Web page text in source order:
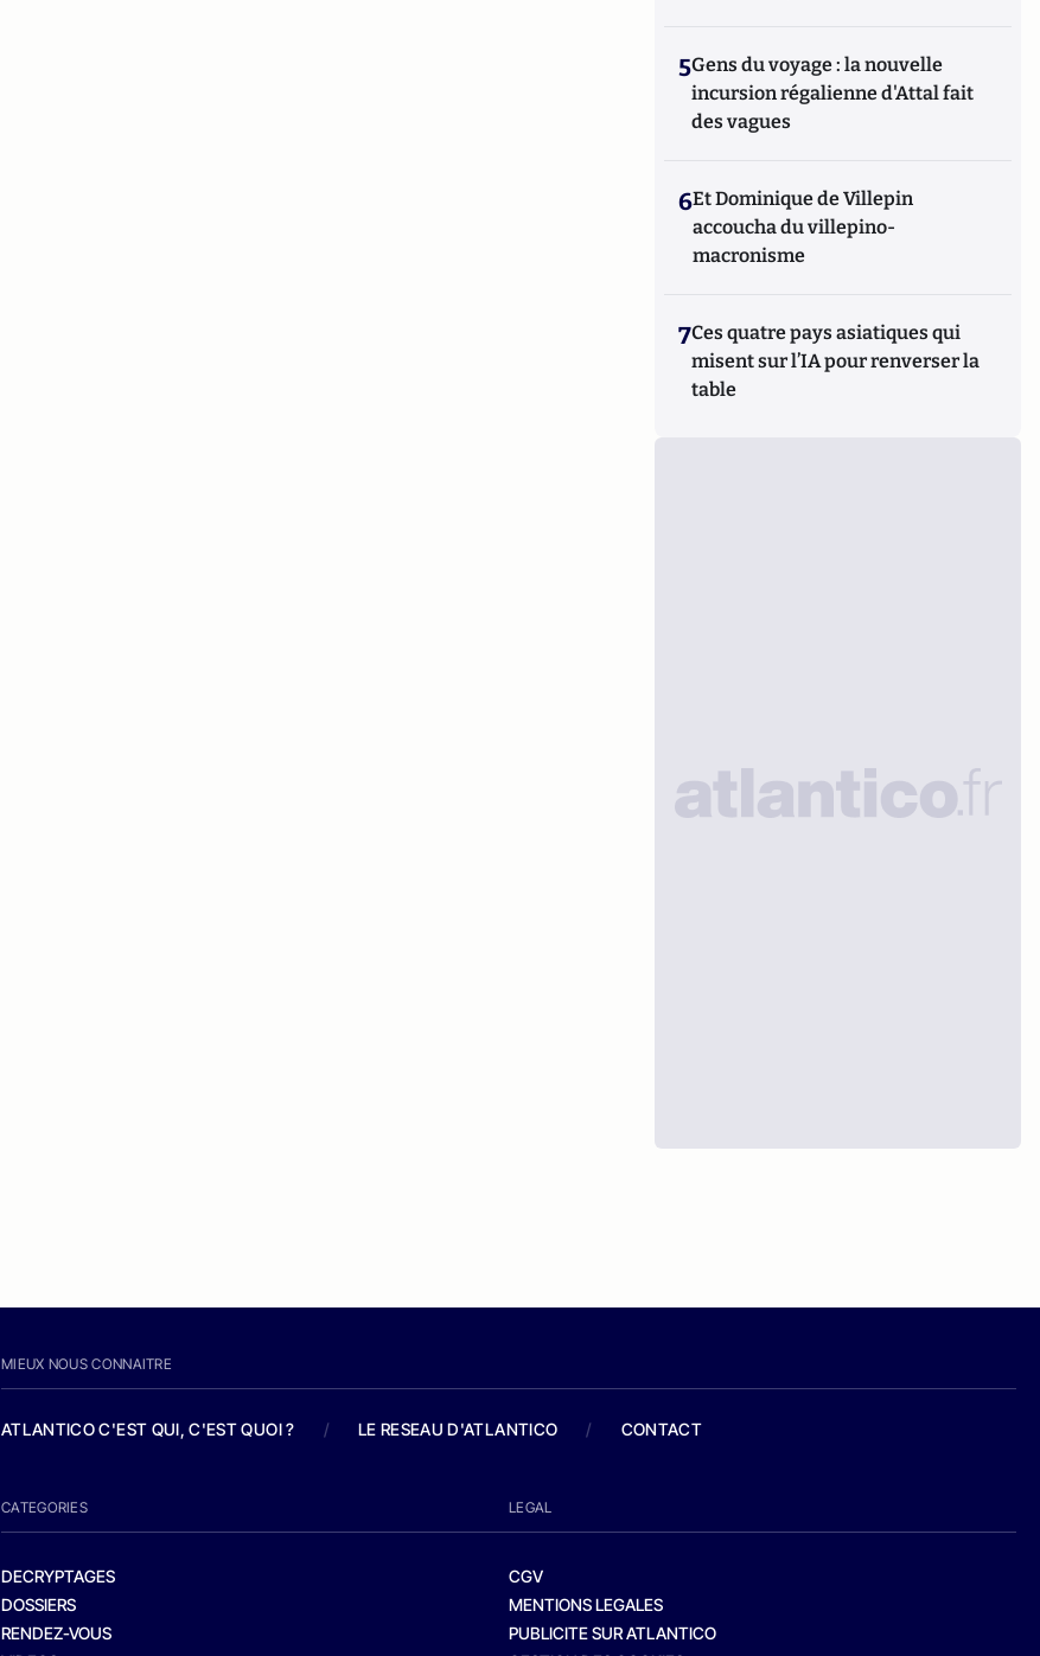
5Gens du voyage : la nouvelle
incursion régalienne d'Attal fait
des vagues
6Et Dominique de Villepin
accoucha du villepino-
macronisme
7Ces quatre pays asiatiques qui
misent sur l’IA pour renverser la
table
MIEUX NOUS CONNAITRE
ATLANTICO C'EST QUI, C'EST QUOI ? / LE RESEAU D'ATLANTICO / CONTACT
CATEGORIES
DECRYPTAGES
DOSSIERS
RENDEZ-VOUS
LEGAL
CGV
MENTIONS LEGALES
PUBLICITE SUR ATLANTICO